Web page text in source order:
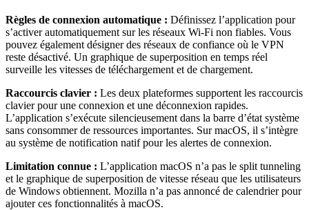
Règles de connexion automatique : Définissez l’application pour
s’activer automatiquement sur les réseaux Wi-Fi non fiables. Vous
pouvez également désigner des réseaux de confiance où le VPN
reste désactivé. Un graphique de superposition en temps réel
surveille les vitesses de téléchargement et de chargement.
Raccourcis clavier : Les deux plateformes supportent les raccourcis
clavier pour une connexion et une déconnexion rapides.
L’application s’exécute silencieusement dans la barre d’état système
sans consommer de ressources importantes. Sur macOS, il s’intègre
au système de notification natif pour les alertes de connexion.
Limitation connue : L’application macOS n’a pas le split tunneling
et le graphique de superposition de vitesse réseau que les utilisateurs
de Windows obtiennent. Mozilla n’a pas annoncé de calendrier pour
ajouter ces fonctionnalités à macOS.